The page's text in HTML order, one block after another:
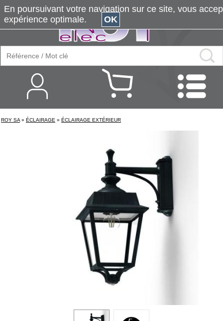
ROY SA » ÉCLAIRAGE » ÉCLAIRAGE EXTÉRIEUR
En poursuivant votre navigation sur ce site, vous
expérience optimale.
OK